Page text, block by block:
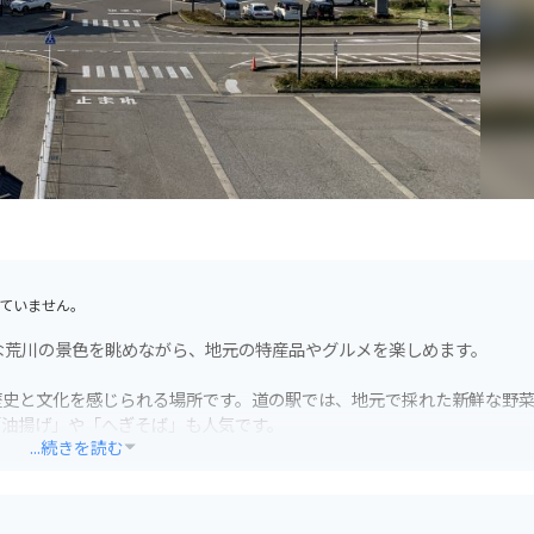
ません。
川の景色を眺めながら、地元の特産品やグルメを楽しめます。
と文化を感じられる場所です。道の駅では、地元で採れた新鮮な野
げ」や「へぎそば」も人気です。
...続きを読む